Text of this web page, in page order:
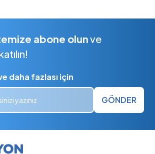
abone olunve
daha fazlası için
GÖNDER